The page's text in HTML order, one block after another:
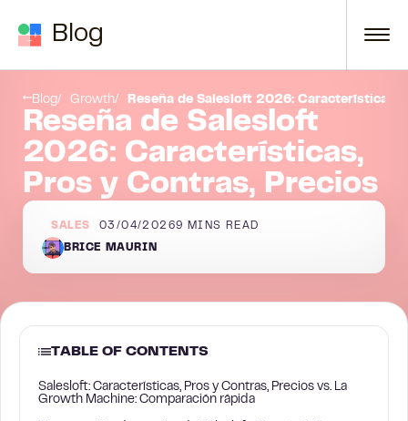
Blog
Blog Growth Reseña de Salesloft 2026: Características,
Reseña de Salesloft
2026: Características,
Pros y Contras, Precios
SALES 03/04/20269 MINS READ
BRICE MAURIN
TABLE OF CONTENTS
Salesloft: Características, Pros y Contras, Precios vs. La
Growth Machine: Comparación rápida